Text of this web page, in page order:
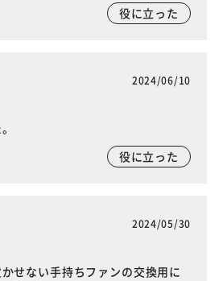
役に立った
2024/06/10
役に立った
2024/05/30
せない手持ちファンの交換用に